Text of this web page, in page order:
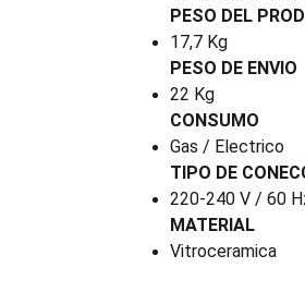
PESO DEL
17,7 Kg
PESO DE ENVIO
22 Kg
CONSUMO
Gas / Electrico
TIPO DE
220-240 V / 60
MATERIAL
Vitroceramica